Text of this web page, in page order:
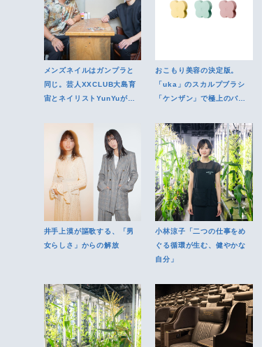
メンズネイルはガンプラと
同じ。芸人XXCLUB大島育
宙とネイリストYunYuがメ
おこもり美容の決定版。
「uka」のスカルプブラシ
「ケンザン」で極上のバス
井手上漠が謳歌する、「男
女らしさ」からの解放
小林涼子「二つの仕事をめ
ぐる循環が生む、健やかな
自分」